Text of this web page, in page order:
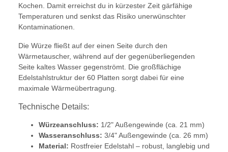
Kochen. Damit erreichst du in kürzester Zeit gärfähige
Temperaturen und senkst das Risiko unerwünschter
Kontaminationen.
Die Würze fließt auf der einen Seite durch den
Wärmetauscher, während auf der gegenüberliegenden
Seite kaltes Wasser gegenströmt. Die großflächige
Edelstahlstruktur der 60 Platten sorgt dabei für eine
maximale Wärmeübertragung.
Technische Details:
Würzeanschluss: 1/2" Außengewinde (ca. 21 mm)
Wasseranschluss: 3/4" Außengewinde (ca. 26 mm)
Material: Rostfreier Edelstahl – robust, langlebig und